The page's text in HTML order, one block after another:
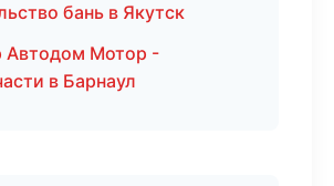
бань в Якутск
Автодом Мотор -
в Барнаул